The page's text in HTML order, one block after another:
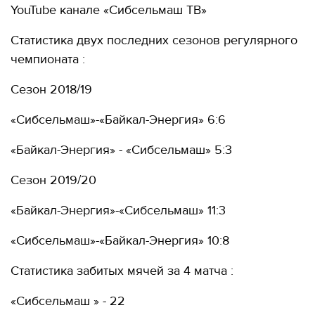
YouTube канале «Сибсельмаш ТВ»
Статистика двух последних сезонов регулярного
чемпионата :
Сезон 2018/19
«Сибсельмаш»-«Байкал-Энергия» 6:6
«Байкал-Энергия» - «Сибсельмаш» 5:3
Сезон 2019/20
«Байкал-Энергия»-«Сибсельмаш» 11:3
«Сибсельмаш»-«Байкал-Энергия» 10:8
Статистика забитых мячей за 4 матча :
«Сибсельмаш » - 22